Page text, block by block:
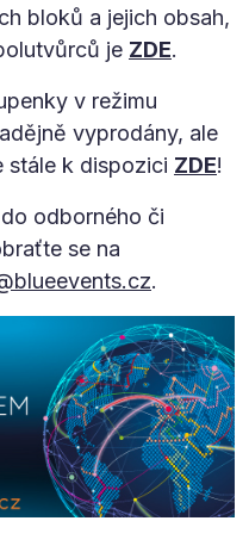
bloků a jejich obsah,
je ZDE.
v režimu
vyprodány, ale
stále k dispozici ZDE!
odborného či
se na
.